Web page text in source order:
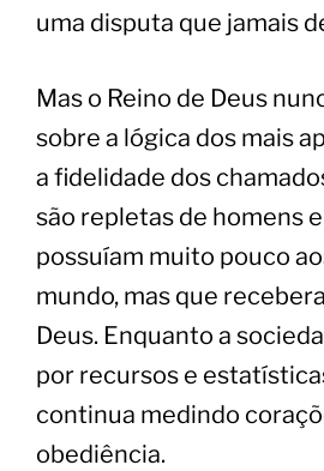
uma disputa que jamais
Mas o Reino de Deus
sobre a lógica dos mais
a fidelidade dos
são repletas de homens
possuíam muito pouco
mundo, mas que
Deus. Enquanto a
por recursos e
continua medindo
obediência.